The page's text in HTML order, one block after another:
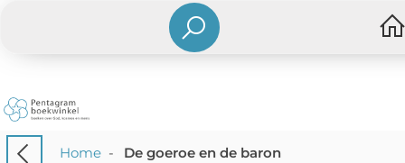
Home- De goeroe en de baron